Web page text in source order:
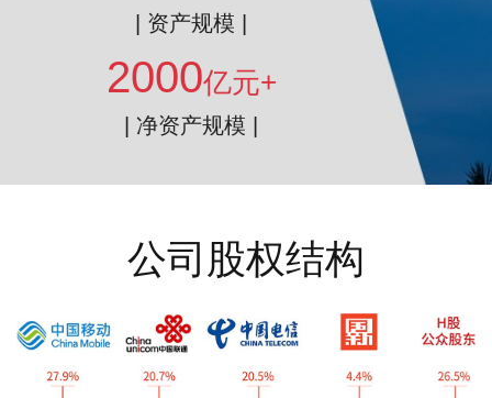
| 资产规模 |
2000亿元+
| 净资产规模 |
公司股权结构